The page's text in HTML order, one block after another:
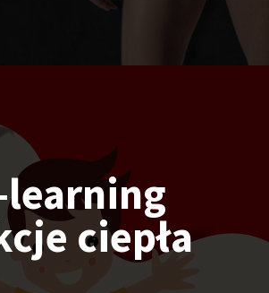
learning
ciepła